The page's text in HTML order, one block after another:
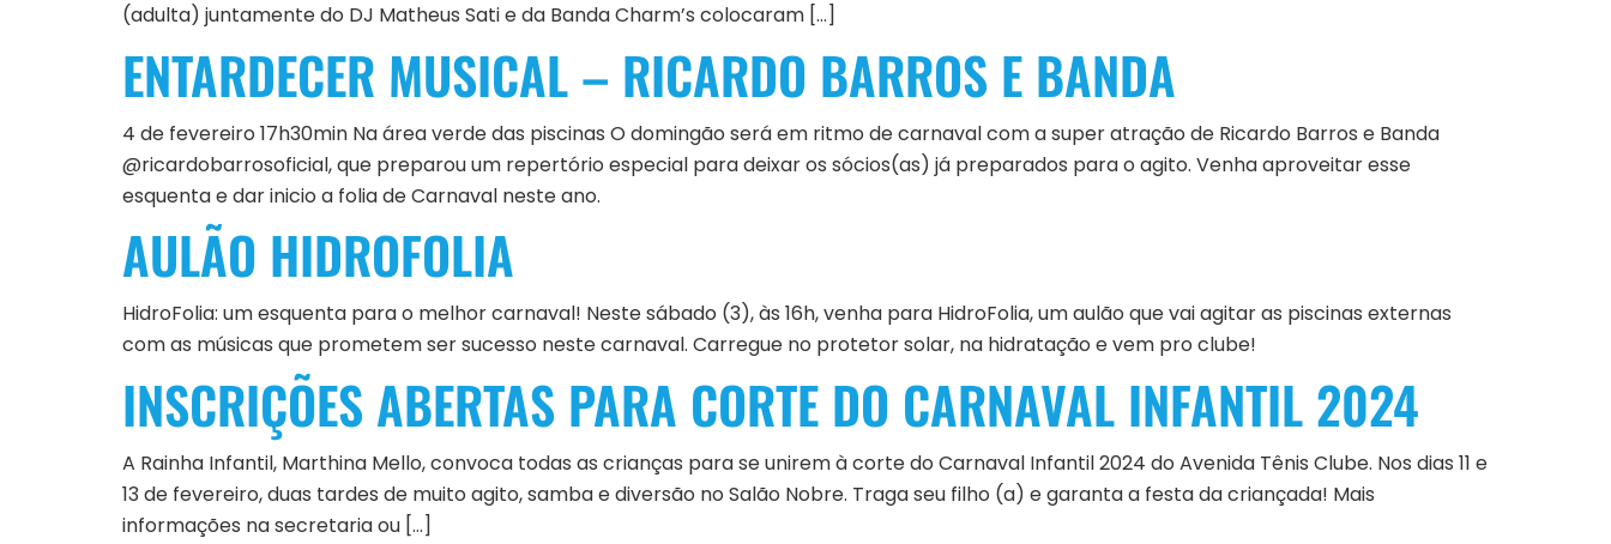
(adulta) juntamente do DJ Matheus Sati e da Banda Charm’s colocaram […]
ENTARDECER MUSICAL – RICARDO BARROS E BANDA
4 de fevereiro 17h30min Na área verde das piscinas O domingão será em ritmo de carnaval com a super atração de Ricardo Barros e Banda
@ricardobarrosoficial, que preparou um repertório especial para deixar os sócios(as) já preparados para o agito. Venha aproveitar esse
esquenta e dar inicio a folia de Carnaval neste ano.
AULÃO HIDROFOLIA
HidroFolia: um esquenta para o melhor carnaval! Neste sábado (3), às 16h, venha para HidroFolia, um aulão que vai agitar as piscinas externas
com as músicas que prometem ser sucesso neste carnaval. Carregue no protetor solar, na hidratação e vem pro clube!
INSCRIÇÕES ABERTAS PARA CORTE DO CARNAVAL INFANTIL 2024
A Rainha Infantil, Marthina Mello, convoca todas as crianças para se unirem à corte do Carnaval Infantil 2024 do Avenida Tênis Clube. Nos dias 11 e
13 de fevereiro, duas tardes de muito agito, samba e diversão no Salão Nobre. Traga seu filho (a) e garanta a festa da criançada! Mais
informações na secretaria ou […]